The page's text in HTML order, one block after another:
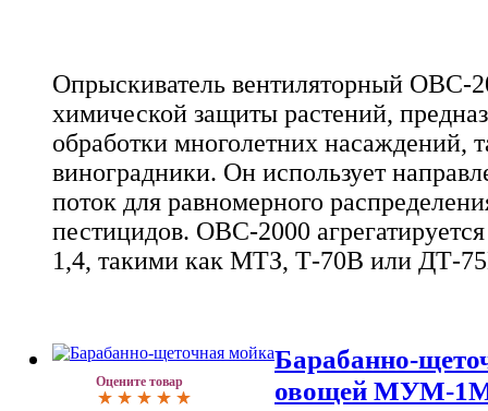
Опрыскиватель вентиляторный ОВС-
химической защиты растений,
обработки многолетних насаждений,
виноградники. Он использует
поток для равномерного
пестицидов. ОВС-2000
1,4, такими как МТЗ, Т-70В или ДТ-
Оцените товар
Барабанно-
овощей МУМ-